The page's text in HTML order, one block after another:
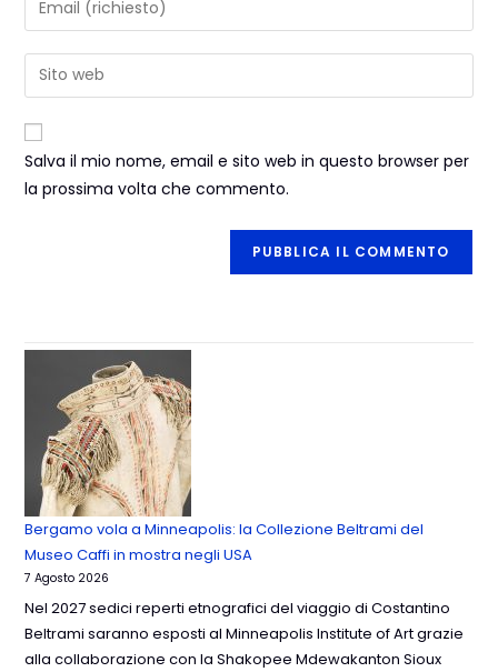
Salva il mio nome, email e sito web in questo browser per
la prossima volta che commento.
Bergamo vola a Minneapolis: la Collezione Beltrami del
Museo Caffi in mostra negli USA
7 Agosto 2026
Nel 2027 sedici reperti etnografici del viaggio di Costantino
Beltrami saranno esposti al Minneapolis Institute of Art grazie
alla collaborazione con la Shakopee Mdewakanton Sioux